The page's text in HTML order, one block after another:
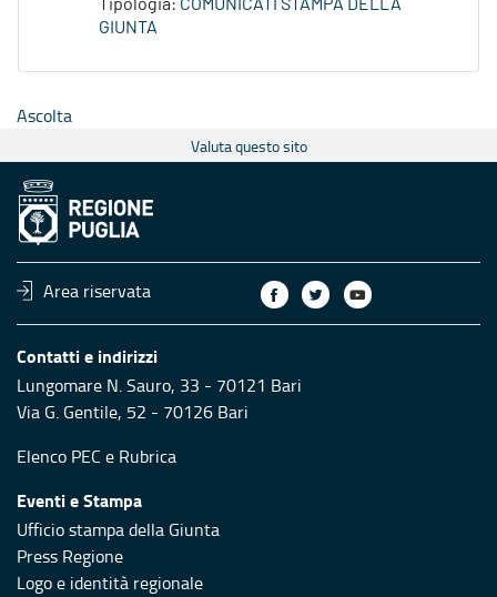
Tipologia: COMUNICATI STAMPA DELLA
GIUNTA
Ascolta
Valuta questo sito
Area riservata
Contatti e indirizzi
Lungomare N. Sauro, 33 - 70121 Bari
Via G. Gentile, 52 - 70126 Bari
Elenco PEC e Rubrica
Eventi e Stampa
Ufficio stampa della Giunta
Press Regione
Logo e identità regionale